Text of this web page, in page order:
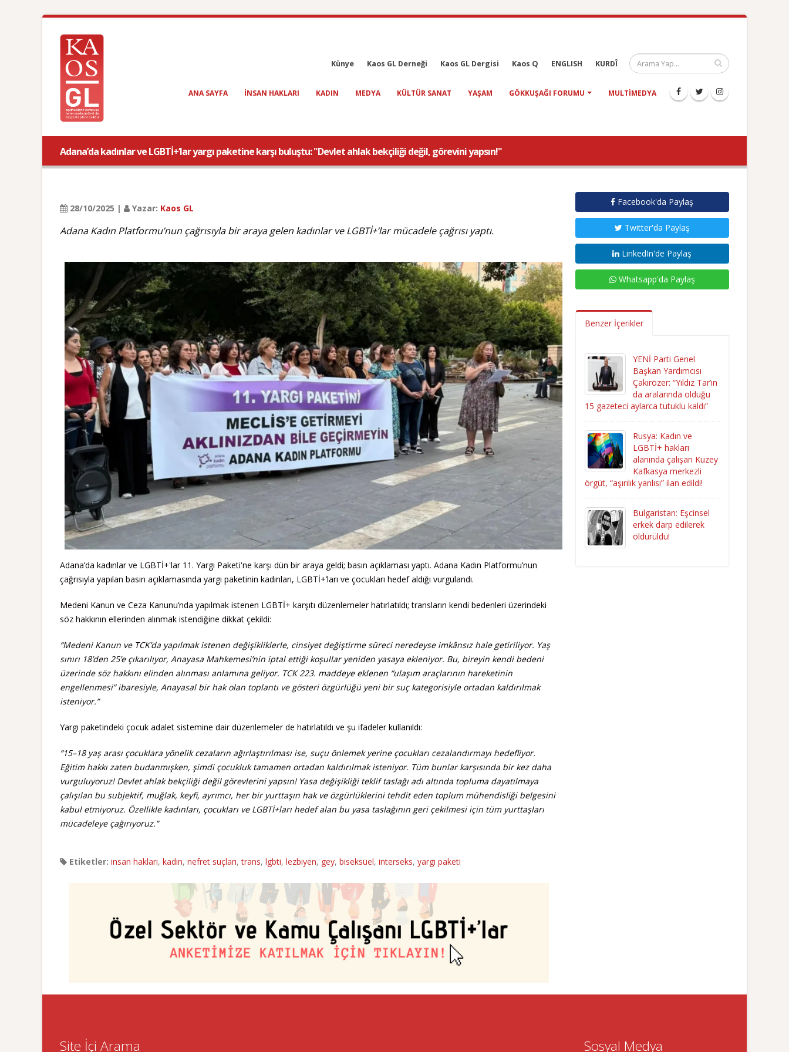
Künye Kaos GL Derneği Kaos GL Dergisi Kaos Q ENGLISH KURDÎ
ANA SAYFA INSAN HAKLARI KADIN MEDYA KÜLTÜR SANAT YAŞAM GÖKKUŞAĞI FORUMU MULTIMEDYA
Adana’da kadınlar ve LGBTİ+’lar yargı paketine karşı buluştu: "Devlet ahlak bekçiliği değil, görevini yapsın!"
28/10/2025 | Yazar: Kaos GL
Adana Kadın Platformu’nun çağrısıyla bir araya gelen kadınlar ve LGBTİ+’lar mücadele çağrısı yaptı.
Adana’da kadınlar ve LGBTİ+'lar 11. Yargı Paketi'ne karşı dün bir araya geldi; basın açıklaması yaptı. Adana Kadın Platformu’nun
çağrısıyla yapılan basın açıklamasında yargı paketinin kadınları, LGBTİ+’ları ve çocukları hedef aldığı vurgulandı.
Medeni Kanun ve Ceza Kanunu’nda yapılmak istenen LGBTİ+ karşıtı düzenlemeler hatırlatıldı; transların kendi bedenleri üzerindeki
söz hakkının ellerinden alınmak istendiğine dikkat çekildi:
“Medeni Kanun ve TCK’da yapılmak istenen değişikliklerle, cinsiyet değiştirme süreci neredeyse imkânsız hale getiriliyor. Yaş
sınırı 18’den 25’e çıkarılıyor, Anayasa Mahkemesi’nin iptal ettiği koşullar yeniden yasaya ekleniyor. Bu, bireyin kendi bedeni
üzerinde söz hakkını elinden alınması anlamına geliyor. TCK 223. maddeye eklenen “ulaşım araçlarının hareketinin
engellenmesi” ibaresiyle, Anayasal bir hak olan toplantı ve gösteri özgürlüğü yeni bir suç kategorisiyle ortadan kaldırılmak
isteniyor.”
Yargı paketindeki çocuk adalet sistemine dair düzenlemeler de hatırlatıldı ve şu ifadeler kullanıldı:
“15–18 yaş arası çocuklara yönelik cezaların ağırlaştırılması ise, suçu önlemek yerine çocukları cezalandırmayı hedefliyor.
Eğitim hakkı zaten budanmışken, şimdi çocukluk tamamen ortadan kaldırılmak isteniyor. Tüm bunlar karşısında bir kez daha
vurguluyoruz! Devlet ahlak bekçiliği değil görevlerini yapsın! Yasa değişikliği teklif taslağı adı altında topluma dayatılmaya
çalışılan bu subjektif, muğlak, keyfi, ayrımcı, her bir yurttaşın hak ve özgürlüklerini tehdit eden toplum mühendisliği belgesini
kabul etmiyoruz. Özellikle kadınları, çocukları ve LGBTİ+ları hedef alan bu yasa taslağının geri çekilmesi için tüm yurttaşları
mücadeleye çağırıyoruz.”
Etiketler: insan hakları, kadın, nefret suçları,trans, lgbti, lezbiyen, gey, biseksüel, interseks, yargı paketi
Facebook'da Paylaş
Twitter'da Paylaş
LinkedIn'de Paylaş
Whatsapp'da Paylaş
Benzer İçerikler
YENİ Parti Genel
Başkan Yardımcısı
Çakırözer: “Yıldız Tar’ın
da aralarında olduğu
15 gazeteci aylarca tutuklu kaldı”
Rusya: Kadın ve
LGBTİ+ hakları
alanında çalışan Kuzey
Kafkasya merkezli
örgüt, “aşırılık yanlısı” ilan edildi!
Bulgaristan: Eşcinsel
erkek darp edilerek
öldürüldü!
Site İçi Arama Sosyal Medya